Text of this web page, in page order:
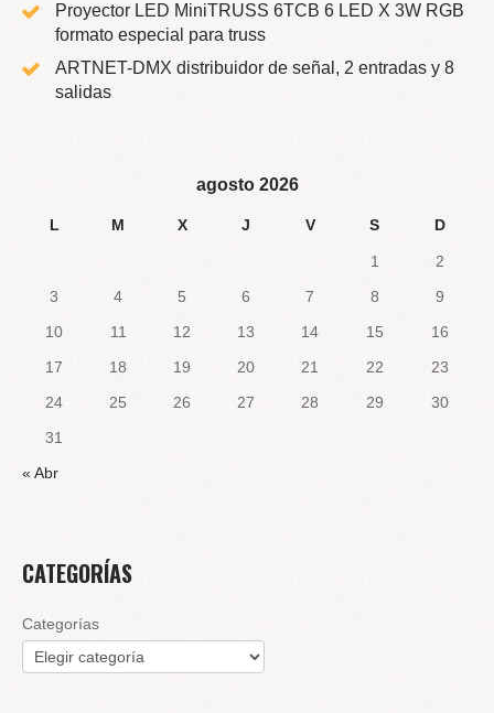
Proyector LED MiniTRUSS 6TCB 6 LED X 3W RGB
formato especial para truss
ARTNET-DMX distribuidor de señal, 2 entradas y 8
salidas
agosto 2026
L M X J V S D
« Abr
1
2
3
4 5 6 7 8
9
10
11 12 13 14 15
16
17
18 19 20 21 22
23
24
25 26 27 28 29
30
31
CATEGORÍAS
Categorías